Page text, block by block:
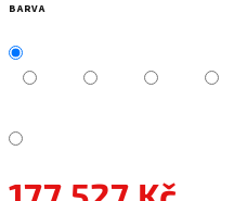
BARVA